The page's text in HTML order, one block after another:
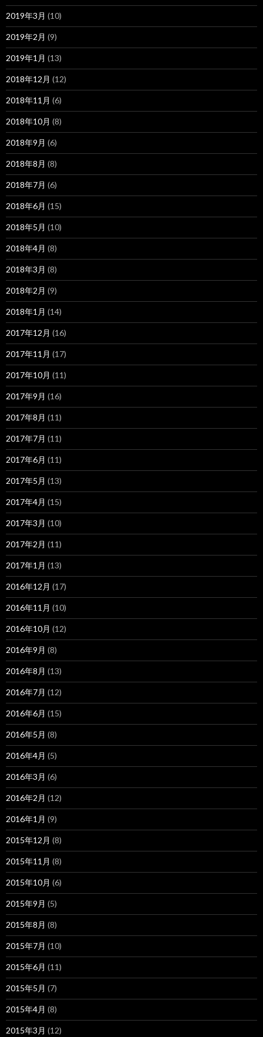
2019年3月 (10)
2019年2月 (9)
2019年1月 (13)
2018年12月 (12)
2018年11月 (6)
2018年10月 (8)
2018年9月 (6)
2018年8月 (8)
2018年7月 (6)
2018年6月 (15)
2018年5月 (10)
2018年4月 (8)
2018年3月 (8)
2018年2月 (9)
2018年1月 (14)
2017年12月 (16)
2017年11月 (17)
2017年10月 (11)
2017年9月 (16)
2017年8月 (11)
2017年7月 (11)
2017年6月 (11)
2017年5月 (13)
2017年4月 (15)
2017年3月 (10)
2017年2月 (11)
2017年1月 (13)
2016年12月 (17)
2016年11月 (10)
2016年10月 (12)
2016年9月 (8)
2016年8月 (13)
2016年7月 (12)
2016年6月 (15)
2016年5月 (8)
2016年4月 (5)
2016年3月 (6)
2016年2月 (12)
2016年1月 (9)
2015年12月 (8)
2015年11月 (8)
2015年10月 (6)
2015年9月 (5)
2015年8月 (8)
2015年7月 (10)
2015年6月 (11)
2015年5月 (7)
2015年4月 (8)
2015年3月 (12)